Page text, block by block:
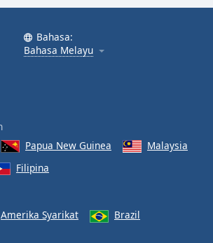
Bahasa:
Bahasa Melayu
Papua New Guinea
Malaysia
Filipina
Amerika Syarikat
Brazil